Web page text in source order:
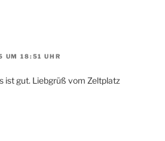
UM 18:51 UHR
ist gut. Liebgrüß vom Zeltplatz